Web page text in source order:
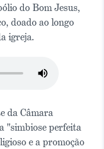
do Bom Jesus,
doado ao longo
igreja.
da Câmara
"simbiose perfeita
e a promoção